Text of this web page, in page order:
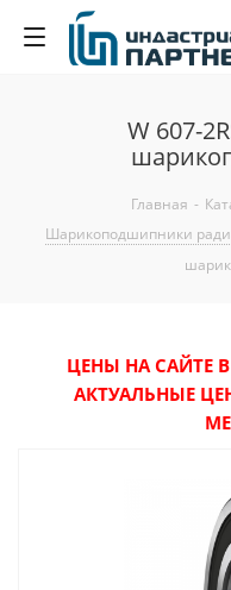
W 607-
Главная -
Шарикоподшипники
ЦЕНЫ НА САЙТЕ
АКТУАЛЬНЫЕ